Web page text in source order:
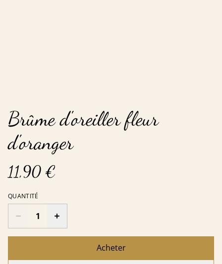
Brûme d'oreiller fleur
d'oranger
11,90 €
QUANTITÉ
Acheter